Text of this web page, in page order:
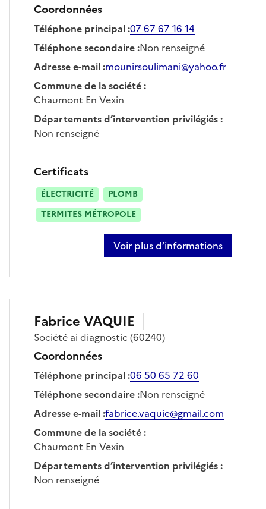
Coordonnées
Téléphone principal:07 67 67 16 14
Téléphone secondaire:Non renseigné
Adresse e-mail:mounirsoulimani@yahoo.fr
Commune de la société:
Chaumont En Vexin
Départements d’intervention privilégiés:
Non renseigné
Certificats
ÉLECTRICITÉ
PLOMB
TERMITES MÉTROPOLE
Voir plus d’informations
sur mounir soulimani
Fabrice VAQUIE
Société ai diagnostic(60240)
Coordonnées
Téléphone principal:06 50 65 72 60
Téléphone secondaire:Non renseigné
Adresse e-mail:fabrice.vaquie@gmail.com
Commune de la société:
Chaumont En Vexin
Départements d’intervention privilégiés:
Non renseigné